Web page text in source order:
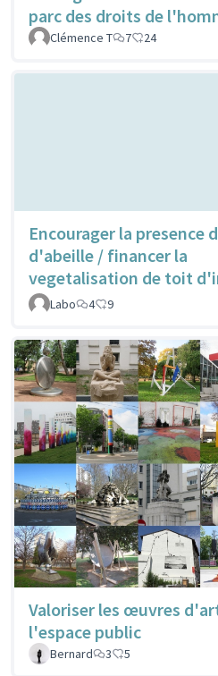
parc des droits de
Clémence T
7 24
Encourager la presence
d'abeille / financer la
vegetalisation de toit
Labo
4 9
Valoriser les œuvres
l'espace public
Bernard
3 5